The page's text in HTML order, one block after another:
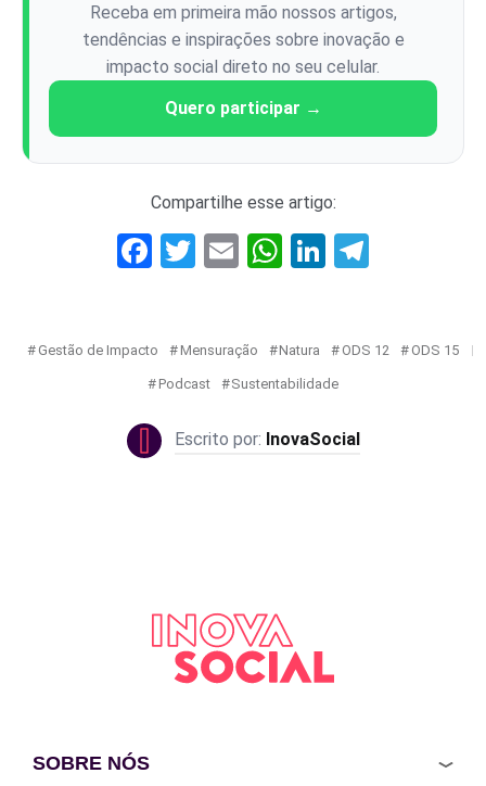
Receba em primeira mão nossos artigos,
tendências e inspirações sobre inovação e
impacto social direto no seu celular.
Quero participar →
Compartilhe esse artigo:
Facebook
Twitter
EmailWhatsApp
LinkedIn
Gestão de Impacto Mensuração Natura ODS 12 ODS 15
Podcast Sustentabilidade
InovaSocial
SOBRE NÓS